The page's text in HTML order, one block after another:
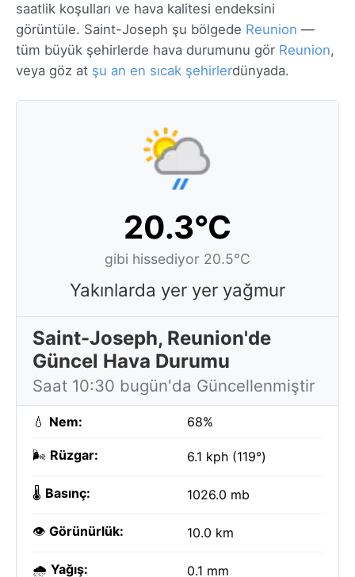
saatlik koşulları ve hava kalitesi endeksini
görüntüle. Saint-Joseph şu bölgede Reunion —
tüm büyük şehirlerde hava durumunu gör Reunion,
veya göz at şu an en sıcak şehirlerdünyada.
20.3°C
gibi hissediyor 20.5°C
Yakınlarda yer yer yağmur
Saint-Joseph, Reunion'de
Güncel Hava Durumu
Saat 10:30 bugün'da Güncellenmiştir
💧 Nem: 68%
🌬️ Rüzgar: 6.1 kph (119°)
🌡️ Basınç: 1026.0 mb
👁️ Görünürlük: 10.0 km
🌧️ Yağış: 0.1 mm